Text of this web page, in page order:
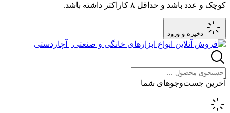
کوچک و عدد باشد و حداقل ۸ کاراکتر داشته باشد.
ذخیره و ورود
آخرین جست‌وجوهای شما